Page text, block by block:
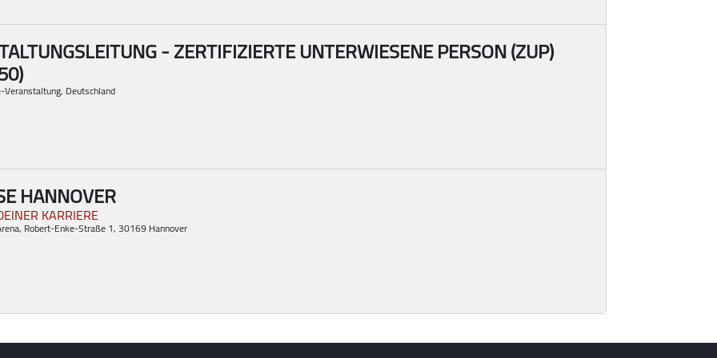
- ZERTIFIZIERTE UNTERWIESENE PERSON (ZUP)
Veranstaltung, Deutschland
HANNOVER
KARRIERE
, Robert-Enke-Straße 1, 30169 Hannover